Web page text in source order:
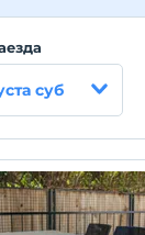
суб